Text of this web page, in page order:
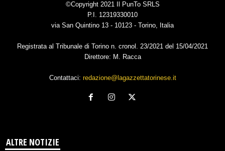
©Copyright 2021 Il PunTo SRLS
P.I. 12319330010
via San Quintino 13 - 10123 - Torino, Italia
Registrata al Tribunale di Torino n. cronol. 23/2021 del 15/04/2021
Direttore: M. Racca
Contattaci: redazione@lagazzettatorinese.it
ALTRE NOTIZIE